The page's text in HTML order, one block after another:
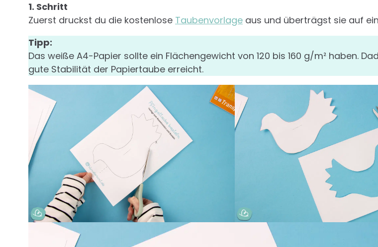
1. Schritt
Zuerst druckst du die kostenlose Taubenvorlage aus und überträgst sie auf
Tipp:
Das weiße A4-Papier sollte ein Flächengewicht von 120 bis 160 g/m² haben.
gute Stabilität der Papiertaube erreicht.